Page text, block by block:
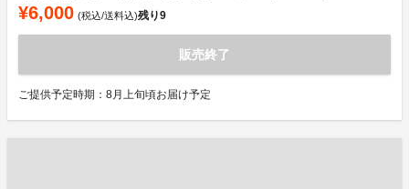
¥6,000 (税込/送料込)残り9
販売終了
ご提供予定時期：8月上旬頃お届け予定